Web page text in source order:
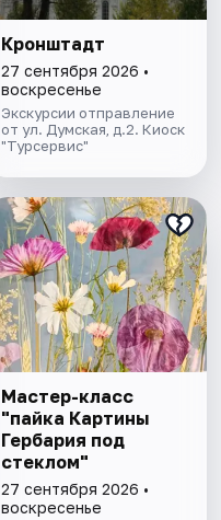
Кронштадт
27 сентября 2026 •
воскресенье
Экскурсии отправление
от ул. Думская, д.2. Киоск
"Турсервис"
Мастер-класс
"пайка Картины
Гербария под
стеклом"
27 сентября 2026 •
воскресенье